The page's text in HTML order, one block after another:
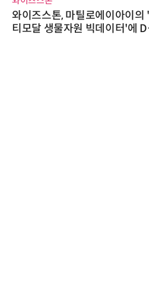
와이즈스톤, 마틸로에이아이의
티모달 생물자원 빅데이터'에